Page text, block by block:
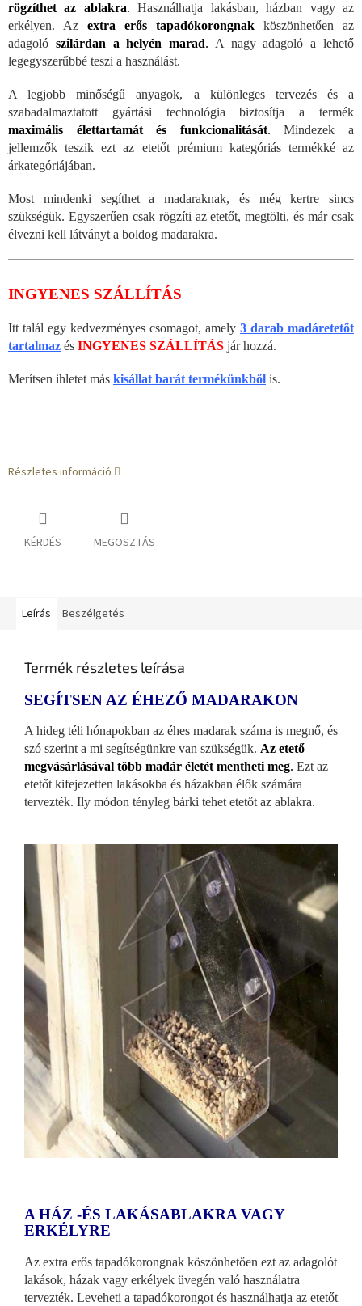
rögzíthet az ablakra. Használhatja lakásban, házban vagy az
erkélyen. Az extra erős tapadókorongnak köszönhetően az
adagoló szilárdan a helyén marad. A nagy adagoló a lehető
legegyszerűbbé teszi a használást.
A legjobb minőségű anyagok, a különleges tervezés és a
szabadalmaztatott gyártási technológia biztosítja a termék
maximális élettartamát és funkcionalitását. Mindezek a
jellemzők teszik ezt az etetőt prémium kategóriás termékké az
árkategóriájában.
Most mindenki segíthet a madaraknak, és még kertre sincs
szükségük. Egyszerűen csak rögzíti az etetőt, megtölti, és már csak
élvezni kell látványt a boldog madarakra.
INGYENES SZÁLLÍTÁS
Itt talál egy kedvezményes csomagot, amely 3 darab madáretetőt
tartalmaz és INGYENES SZÁLLÍTÁS jár hozzá.
Merítsen ihletet más kisállat barát termékünkből is.
Részletes információ
KÉRDÉS MEGOSZTÁS
Leírás Beszélgetés
Termék részletes leírása
SEGÍTSEN AZ ÉHEZŐ MADARAKON
A hideg téli hónapokban az éhes madarak száma is megnő, és
szó szerint a mi segítségünkre van szükségük. Az etető
megvásárlásával több madár életét mentheti meg. Ezt az
etetőt kifejezetten lakásokba és házakban élők számára
tervezték. Ily módon tényleg bárki tehet etetőt az ablakra.
A HÁZ -ÉS LAKÁSABLAKRA VAGY
ERKÉLYRE
Az extra erős tapadókorongnak köszönhetően ezt az adagolót
lakások, házak vagy erkélyek üvegén való használatra
tervezték. Leveheti a tapadókorongot és használhatja az etetőt